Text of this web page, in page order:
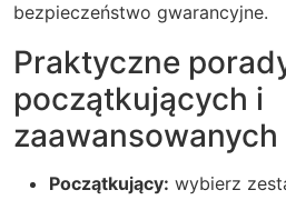
bezpieczeństwo gwarancyjne.
Praktyczne
początkujących i
zaawansowanych
Początkujący: wybierz